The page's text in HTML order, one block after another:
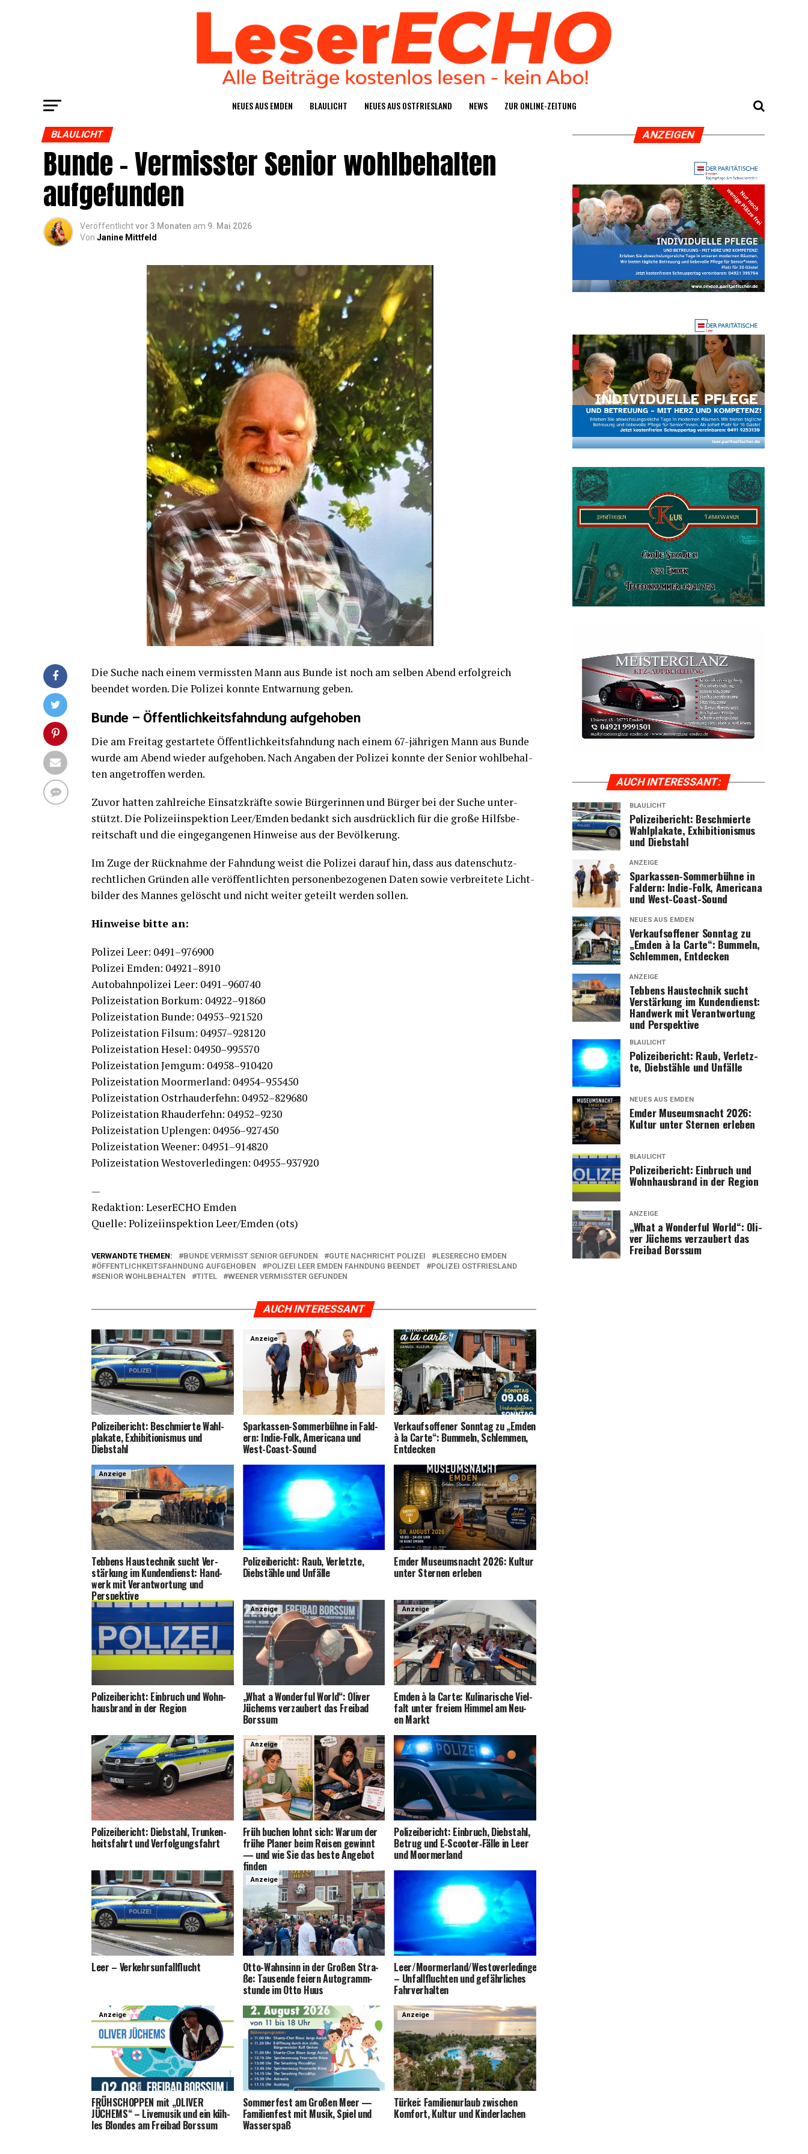
NEU­ES AUS EMDEN BLAU­LICHT NEU­ES AUS OSTFRIESLAND NEWS ZUR ONLINE-ZEI­TUNG
BLAULICHT
Bun­de – Ver­miss­ter Seni­or wohl­be­hal­ten
aufgefunden
Veröffentlichtvor 3 Monaten am 9. Mai 2026
Von Janine Mittfeld
Die Suche nach einem ver­miss­ten Mann aus Bun­de ist noch am sel­ben Abend erfolg­reich
been­det wor­den. Die Poli­zei konn­te Ent­war­nung geben.
Bun­de – Öffent­lich­keits­fahn­dung aufgehoben
Die am Frei­tag gestar­te­te Öffent­lich­keits­fahn­dung nach einem 67-jäh­ri­gen Mann aus Bun­de
wur­de am Abend wie­der auf­ge­ho­ben. Nach Anga­ben der Poli­zei konn­te der Seni­or wohl­be­hal­
ten ange­trof­fen werden.
Zuvor hat­ten zahl­rei­che Ein­satz­kräf­te sowie Bür­ge­rin­nen und Bür­ger bei der Suche unter­
stützt. Die Poli­zei­in­spek­ti­on Leer/Emden bedankt sich aus­drück­lich für die gro­ße Hilfs­be­
reit­schaft und die ein­ge­gan­ge­nen Hin­wei­se aus der Bevölkerung.
Im Zuge der Rück­nah­me der Fahn­dung weist die Poli­zei dar­auf hin, dass aus daten­schutz­
recht­li­chen Grün­den alle ver­öf­fent­lich­ten per­so­nen­be­zo­ge­nen Daten sowie ver­brei­te­te Licht­
bil­der des Man­nes gelöscht und nicht wei­ter geteilt wer­den sollen.
Hin­wei­se bit­te an:
Poli­zei Leer: 0491–976900
Poli­zei Emden: 04921–8910
Auto­bahn­po­li­zei Leer: 0491–960740
Poli­zei­sta­ti­on Bor­kum: 04922–91860
Poli­zei­sta­ti­on Bun­de: 04953–921520
Poli­zei­sta­ti­on Fils­um: 04957–928120
Poli­zei­sta­ti­on Hesel: 04950–995570
Poli­zei­sta­ti­on Jem­gum: 04958–910420
Poli­zei­sta­ti­on Moorm­er­land: 04954–955450
Poli­zei­sta­ti­on Ost­rhau­der­fehn: 04952–829680
Poli­zei­sta­ti­on Rhau­der­fehn: 04952–9230
Poli­zei­sta­ti­on Uple­n­gen: 04956–927450
Poli­zei­sta­ti­on Wee­ner: 04951–914820
Poli­zei­sta­ti­on Wes­t­ov­er­le­din­gen: 04955–937920
—
Redak­ti­on: Lese­r­ECHO Emden
Quel­le: Poli­zei­in­spek­ti­on Leer/Emden (ots)
VERWANDTE THEMEN: BUNDE VERMISST SENIOR GEFUNDEN GUTE NACHRICHT POLIZEI
LESERECHO EMDEN
ÖFFENTLICHKEITSFAHNDUNG AUFGEHOBEN
POLIZEI LEER EMDEN FAHNDUNG BEENDET
POLIZEI OSTFRIESLAND
SENIOR WOHLBEHALTEN
TITEL WEENER VERMISSTER GEFUNDEN
AUCH INTERESSANT
Poli­zei­be­richt: Beschmier­te Wahl­
pla­ka­te, Exhi­bi­tio­nis­mus und
Diebstahl
Anzeige
Spar­kas­sen-Som­mer­büh­ne in Fald­
ern: Indie-Folk, Ame­ri­ca­na und
West-Coast-Sound
Ver­kaufs­of­fe­ner Sonn­tag zu „Emden
à la Car­te“: Bum­meln, Schlem­men,
Entdecken
Anzeige
Teb­bens Haus­tech­nik sucht Ver­
stär­kung im Kun­den­dienst: Hand­
werk mit Ver­ant­wor­tung und
Perspektive
Poli­zei­be­richt: Raub, Ver­letz­te,
Dieb­stäh­le und Unfälle
Emder Muse­ums­nacht 2026: Kul­tur
unter Ster­nen erleben
Poli­zei­be­richt: Ein­bruch und Wohn­
haus­brand in der Region
Anzeige
„What a Won­derful World“: Oli­ver
Jüchems ver­zau­bert das Frei­bad
Borssum
Anzeige
Emden à la Car­te: Kuli­na­ri­sche Viel­
falt unter frei­em Him­mel am Neu­
en Markt
Poli­zei­be­richt: Dieb­stahl, Trun­ken­
heits­fahrt und Verfolgungsfahrt
Anzeige
Früh buchen lohnt sich: War­um der
frü­he Pla­ner beim Rei­sen gewinnt
— und wie Sie das bes­te Ange­bot
finden
Poli­zei­be­richt: Ein­bruch, Dieb­stahl,
Betrug und E‑Scooter‑Fälle in Leer
und Moormerland
Leer – Verkehrsunfallflucht
Anzeige
Otto-Wahn­sinn in der Gro­ßen Stra­
ße: Tau­sen­de fei­ern Auto­gramm­
stun­de im Otto Huus
Leer/Moormerland/Westoverledingen
– Unfall­fluch­ten und gefähr­li­ches
Fahrverhalten
Anzeige
FRÜHSCHOPPEN mit „OLIVER
JÜCHEMS“ – Live­mu­sik und ein küh­
les Blon­des am Frei­bad Borssum
Som­mer­fest am Gro­ßen Meer —
Fami­li­en­fest mit Musik, Spiel und
Wasserspaß
Anzeige
Tür­kei: Fami­li­en­ur­laub zwi­schen
Kom­fort, Kul­tur und Kinderlachen
ANZEI­GEN
AUCH INTER­ES­SANT:
BLAULICHT
Poli­zei­be­richt: Beschmier­te
Wahl­pla­ka­te, Exhi­bi­tio­nis­mus
und Diebstahl
ANZEIGE
Spar­kas­sen-Som­mer­büh­ne in
Fald­ern: Indie-Folk, Ame­ri­ca­na
und West-Coast-Sound
NEUES AUS EMDEN
Ver­kaufs­of­fe­ner Sonn­tag zu
„Emden à la Car­te“: Bum­meln,
Schlem­men, Entdecken
ANZEIGE
Teb­bens Haus­tech­nik sucht
Ver­stär­kung im Kun­den­dienst:
Hand­werk mit Ver­ant­wor­tung
und Perspektive
BLAULICHT
Poli­zei­be­richt: Raub, Ver­letz­
te, Dieb­stäh­le und Unfälle
NEUES AUS EMDEN
Emder Muse­ums­nacht 2026:
Kul­tur unter Ster­nen erleben
BLAULICHT
Poli­zei­be­richt: Ein­bruch und
Wohn­haus­brand in der Region
ANZEIGE
„What a Won­derful World“: Oli­
ver Jüchems ver­zau­bert das
Frei­bad Borssum